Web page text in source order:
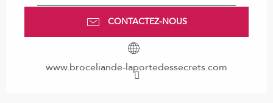
CONTACTEZ-NOUS
www.broceliande-laportedessecrets.com